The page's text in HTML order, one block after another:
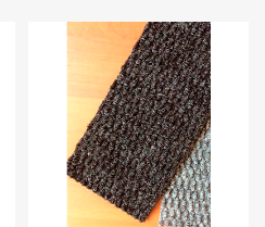
20,00 €.
15,00 €.